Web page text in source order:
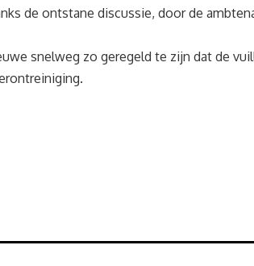
de ontstane discussie, door de
snelweg zo geregeld te zijn dat de